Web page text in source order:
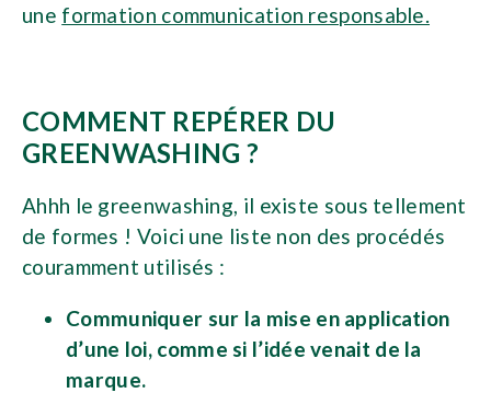
une formation communication responsable.
COMMENT REPÉRER DU
GREENWASHING ?
Ahhh le greenwashing, il existe sous tellement
de formes ! Voici une liste non des procédés
couramment utilisés :
Communiquer sur la mise en application
d’une loi, comme si l’idée venait de la
marque.